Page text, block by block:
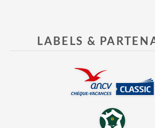
LABELS &